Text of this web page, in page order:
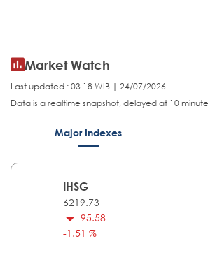
Market Watch
Last updated : 03.18 WIB | 24/07/2026
Data is a realtime snapshot, delayed at 10
Major Indexes
IHSG
6219.73
-95.58
-1.51 %